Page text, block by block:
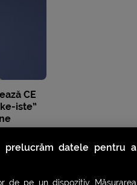
CE
iste”
datele pentru a